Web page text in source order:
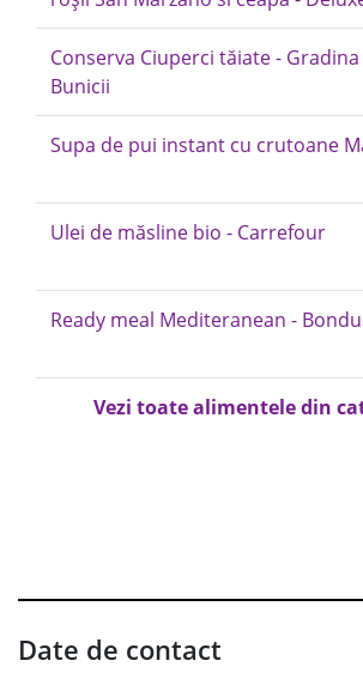
Conserva Ciuperci tăiate - Gradina
Bunicii
Supa de pui instant cu crutoane
Ulei de măsline bio - Carrefour
Ready meal Mediteranean -
Vezi toate alimentele din
Date de contact